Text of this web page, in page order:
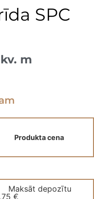
SPC
kv. m
Produkta cena
Maksāt depozītu
€